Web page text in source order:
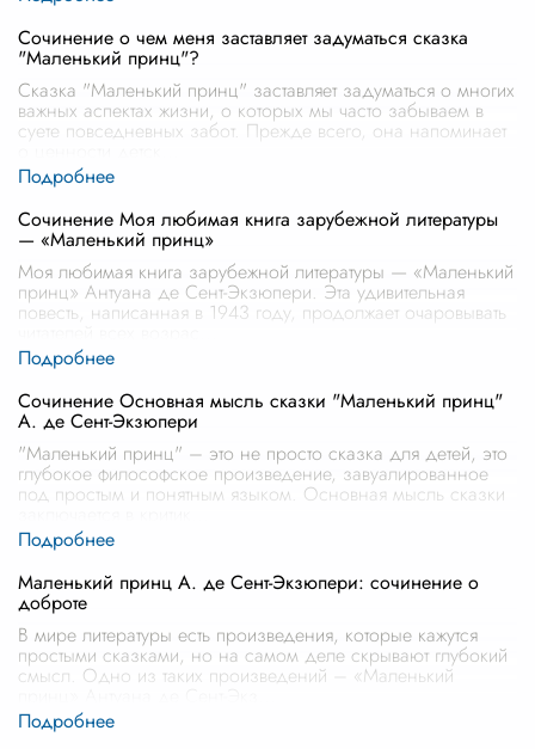
Сочинение о чем меня заставляет задуматься сказка
"Маленький принц"?
Сказка "Маленький принц" заставляет задуматься о многих
важных аспектах жизни, о которых мы часто забываем в
суете повседневных забот. Прежде всего, она напоминает
Сочинение Моя любимая книга зарубежной литературы
— «Маленький принц»
Моя любимая книга зарубежной литературы — «Маленький
принц» Антуана де Сент-Экзюпери. Эта удивительная
повесть, написанная в 1943 году, продолжает очаровывать
Сочинение Основная мысль сказки "Маленький принц"
А. де Сент-Экзюпери
"Маленький принц" – это не просто сказка для детей, это
глубокое философское произведение, завуалированное
под простым и понятным языком. Основная мысль сказки
Маленький принц А. де Сент-Экзюпери: сочинение о
доброте
В мире литературы есть произведения, которые кажутся
простыми сказками, но на самом деле скрывают глубокий
смысл. Одно из таких произведений – «Маленький